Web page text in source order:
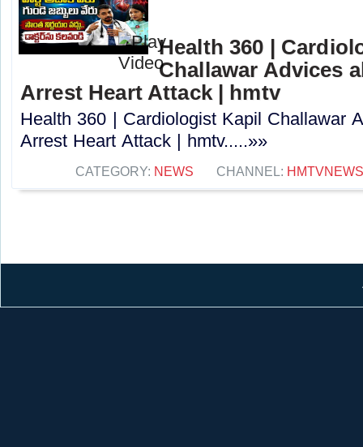
Health 360 |
Challawar Advices
Arrest Heart Attack | hmtv
Health 360 | Cardiologist Kapil Challawar
Arrest Heart Attack | hmtv.....»»
CATEGORY: NEWS CHANNEL: HMTVNEWS